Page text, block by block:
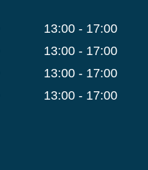
13:00 - 17:00
13:00 - 17:00
13:00 - 17:00
13:00 - 17:00